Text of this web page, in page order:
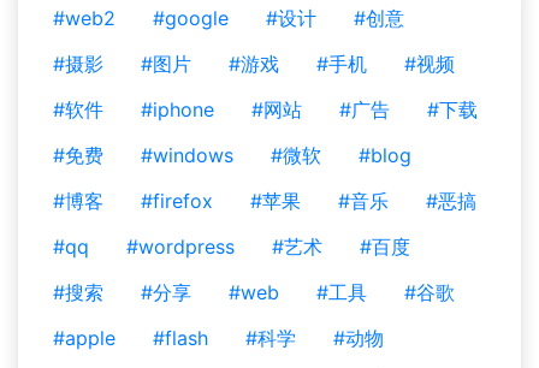
#web2 #google #设计
#创意
#摄影
#图片 #游戏 #手机
#视频
#软件
#iphone #网站 #广告
#下载
#免费
#windows #微软
#blog
#博客
#firefox #苹果 #音乐
#恶搞
#qq
#wordpress #艺术
#百度
#搜索
#分享 #web #工具
#谷歌
#apple
#flash #科学
#动物